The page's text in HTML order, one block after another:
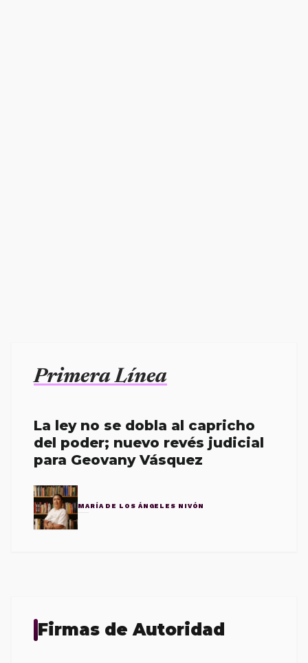
Primera Línea
La ley no se dobla al capricho
del poder; nuevo revés judicial
para Geovany Vásquez
MARÍA DE LOS ÁNGELES NIVÓN
Firmas de Autoridad